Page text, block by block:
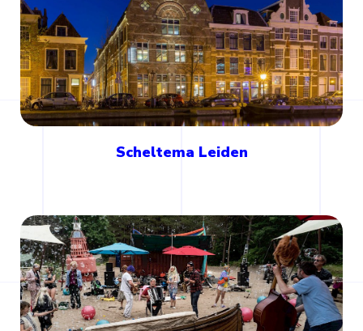
Scheltema Leiden